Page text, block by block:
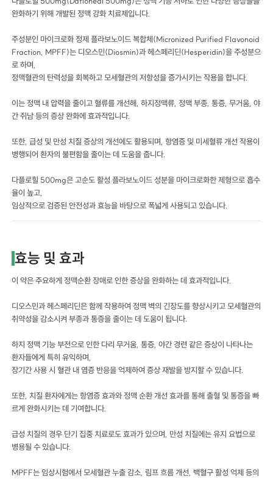
완화하기 위해 개발된 정맥 강화 치료제입니다.
주성분인 마이크로화 정제 플라보노이드 복합체(Micronized Purified Flavonoid
Fraction, MPFF)는 디오스민(Diosmin)과 헤스페리딘(Hesperidin)을 주성분으
로 하며,
정맥혈관의 탄력성을 회복하고 모세혈관의 저항성을 증가시키는 작용을 합니다.
이는 정맥 내 압력을 줄이고 혈류를 개선해, 하지정맥류, 정맥 부종, 통증, 무거움, 야
간 쥐남 등의 증상 완화에 효과적입니다.
또한, 급성 및 만성 치질 증상의 개선에도 활용되며, 항염증 및 미세혈류 개선 작용이
병행되어 환자의 불편함을 줄이는 데 도움을 줍니다.
다플로힐 500mg은 고순도 활성 플라보노이드 성분을 마이크로화한 제형으로 흡수
율이 높고,
임상적으로 검증된 안전성과 효능을 바탕으로 폭넓게 사용되고 있습니다.
효능 및 효과
이 약은 주요하게 정맥순환 장애로 인한 증상을 완화하는 데 효과적입니다.
디오스민과 헤스페리딘은 함께 작용하여 정맥 벽의 긴장도를 향상시키고 모세혈관의
취약성을 감소시켜 부종과 통증을 줄이는 데 도움이 됩니다.
하지 정맥 기능 부전으로 인한 다리 무거움, 통증, 야간 경련 같은 증상이 나타나는
환자들에게 특히 유익하며,
장기간 사용 시 혈관 내 염증 반응을 억제하여 증상 재발을 방지할 수 있습니다.
또한, 치질 환자에게는 항염증 효과와 정맥 순환 개선 효과를 통해 출혈 및 통증을 빠
르게 완화시키는 데 기여합니다.
급성 치질의 경우 단기 집중 치료로도 효과가 있으며, 만성 치질에는 유지 요법으로
병용될 수 있습니다.
MPFF는 임상시험에서 모세혈관 누출 감소, 림프 흐름 개선, 백혈구 활성 억제 등의